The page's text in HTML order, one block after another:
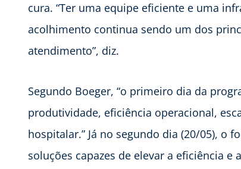
cura. “Ter uma equipe eficiente e uma
acolhimento continua sendo um dos
atendimento”, diz.
Segundo Boeger, “o primeiro dia da
produtividade, eficiência operacional,
hospitalar.” Já no segundo dia (20/05), o
soluções capazes de elevar a eficiência